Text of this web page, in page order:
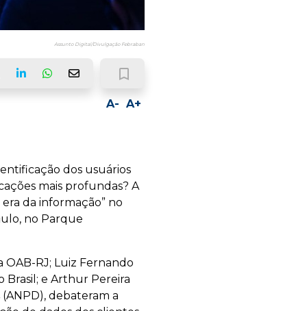
Assunto Digital/Divulgação Febraban
bookmark_border
A+
A-
dos usuários
mais profundas? A
da informação” no
no Parque
OAB-RJ; Luiz Fernando
Brasil; e Arthur Pereira
debateram a